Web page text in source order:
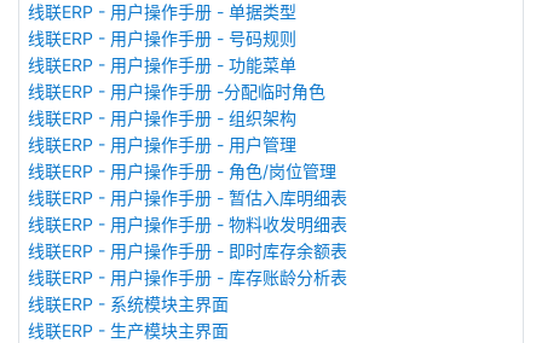
线联ERP - 用户操作手册 - 单据类型
线联ERP - 用户操作手册 - 号码规则
线联ERP - 用户操作手册 - 功能菜单
线联ERP - 用户操作手册 -分配临时角色
线联ERP - 用户操作手册 - 组织架构
线联ERP - 用户操作手册 - 用户管理
线联ERP - 用户操作手册 - 角色/岗位管理
线联ERP - 用户操作手册 - 暂估入库明细表
线联ERP - 用户操作手册 - 物料收发明细表
线联ERP - 用户操作手册 - 即时库存余额表
线联ERP - 用户操作手册 - 库存账龄分析表
线联ERP - 系统模块主界面
线联ERP - 生产模块主界面